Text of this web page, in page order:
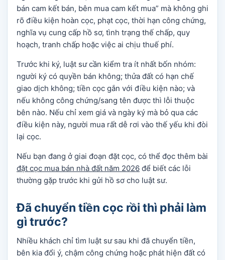
bán cam kết bán, bên mua cam kết mua” mà không ghi
rõ điều kiện hoàn cọc, phạt cọc, thời hạn công chứng,
nghĩa vụ cung cấp hồ sơ, tình trạng thế chấp, quy
hoạch, tranh chấp hoặc việc ai chịu thuế phí.
Trước khi ký, luật sư cần kiểm tra ít nhất bốn nhóm:
người ký có quyền bán không; thửa đất có hạn chế
giao dịch không; tiền cọc gắn với điều kiện nào; và
nếu không công chứng/sang tên được thì lỗi thuộc
bên nào. Nếu chỉ xem giá và ngày ký mà bỏ qua các
điều kiện này, người mua rất dễ rơi vào thế yếu khi đòi
lại cọc.
Nếu bạn đang ở giai đoạn đặt cọc, có thể đọc thêm bài
đặt cọc mua bán nhà đất năm 2026 để biết các lỗi
thường gặp trước khi gửi hồ sơ cho luật sư.
Đã chuyển tiền cọc rồi thì phải làm
gì trước?
Nhiều khách chỉ tìm luật sư sau khi đã chuyển tiền,
bên kia đổi ý, chậm công chứng hoặc phát hiện đất có